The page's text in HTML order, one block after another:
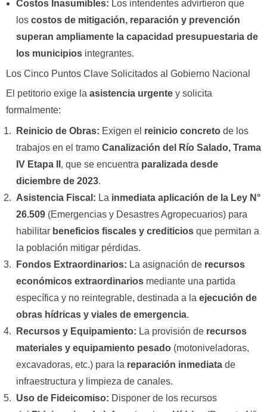
Costos Inasumibles: Los intendentes advirtieron que
loscostos de mitigación, reparación y prevención
superan ampliamente la capacidad presupuestaria de
los municipios integrantes.
Los Cinco Puntos Clave Solicitados al Gobierno Nacional
El petitorio exige la asistencia urgente y solicita
formalmente:
Reinicio de Obras: Exigen el reinicio concretode los
trabajos en el tramo Canalización del Río Salado, Trama
IV Etapa II , que se encuentra paralizada desde
diciembre de 2023.
Asistencia Fiscal: La inmediata aplicación de la Ley N°
26.509(Emergencias y Desastres Agropecuarios) para
habilitar beneficios fiscales y crediticiosque permitan a
la población mitigar pérdidas.
Fondos Extraordinarios: La asignación de recursos
económicos extraordinariosmediante una partida
específica y no reintegrable, destinada a la ejecución de
obras hídricas y viales de emergencia.
Recursos y Equipamiento: La provisión de recursos
materiales y equipamiento pesado(motoniveladoras,
excavadoras, etc.) para la reparación inmediatade
infraestructura y limpieza de canales.
Uso de Fideicomiso: Disponer de los recursos